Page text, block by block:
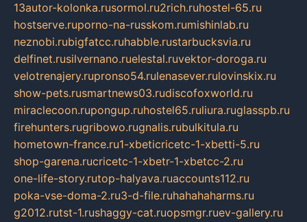
13autor-kolonka.rusormol.ru2rich.ruhostel-65.ru
hostserve.ruporno-na-russkom.rumishinlab.ru
neznobi.rubigfatcc.ruhabble.rustarbucksvia.ru
delfinet.rusilvernano.ruelestal.ruvektor-doroga.ru
velotrenajery.rupronso54.rulenasever.rulovinskix.ru
show-pets.rusmartnews03.rudiscofoxworld.ru
miraclecoon.rupongup.ruhostel65.ruliura.ruglasspb.ru
firehunters.rugribowo.rugnalis.rubulkitula.ru
hometown-france.ru1-xbeticricetc-1-xbetti-5.ru
shop-garena.rucricetc-1-xbetr-1-xbetcc-2.ru
one-life-story.rutop-halyava.ruaccounts112.ru
poka-vse-doma-2.ru3-d-file.ruhahahaharms.ru
g2012.rutst-1.rushaggy-cat.ruopsmgr.ruev-gallery.ru